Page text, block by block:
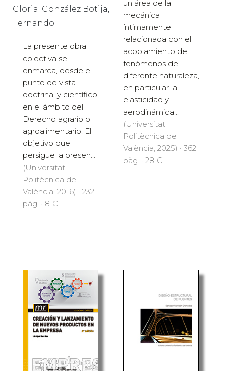
Gloria; González Botija,
Fernando
La presente obra
colectiva se
enmarca, desde el
punto de vista
doctrinal y científico,
en el ámbito del
Derecho agrario o
agroalimentario. El
objetivo que
persigue la presen...
(Universitat
Politècnica de
València, 2016) · 232
pàg. · 8 €
un área de la
mecánica
íntimamente
relacionada con el
acoplamiento de
fenómenos de
diferente naturaleza,
en particular la
elasticidad y
aerodinámica...
(Universitat
Politècnica de
València, 2025) · 362
pàg. · 28 €